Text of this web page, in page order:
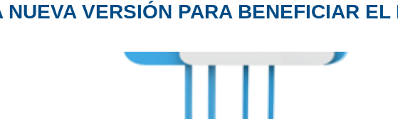
VERSIÓN PARA BENEFICIAR EL